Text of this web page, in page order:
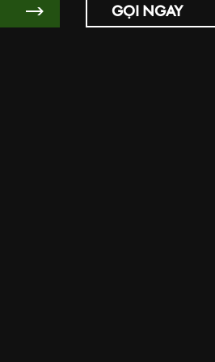
GỌI NGAY